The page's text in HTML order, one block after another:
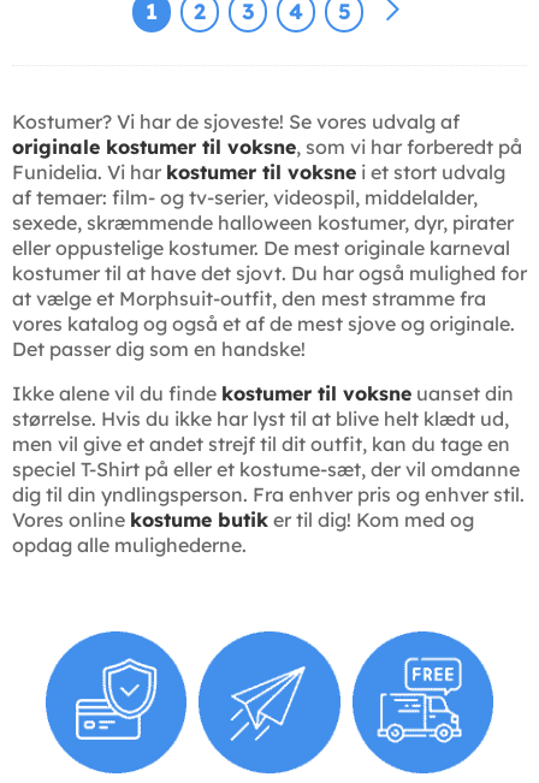
1 2 3 4 5
Kostumer? Vi har de sjoveste! Se vores udvalg af
originale kostumer til voksne, som vi har forberedt på
Funidelia. Vi har kostumer til voksne i et stort udvalg
af temaer: film- og tv-serier, videospil, middelalder,
sexede, skræmmende halloween kostumer, dyr, pirater
eller oppustelige kostumer. De mest originale karneval
kostumer til at have det sjovt. Du har også mulighed for
at vælge et Morphsuit-outfit, den mest stramme fra
vores katalog og også et af de mest sjove og originale.
Det passer dig som en handske!
Ikke alene vil du finde kostumer til voksne uanset din
størrelse. Hvis du ikke har lyst til at blive helt klædt ud,
men vil give et andet strejf til dit outfit, kan du tage en
speciel T-Shirt på eller et kostume-sæt, der vil omdanne
dig til din yndlingsperson. Fra enhver pris og enhver stil.
Vores online kostume butik er til dig! Kom med og
opdag alle mulighederne.